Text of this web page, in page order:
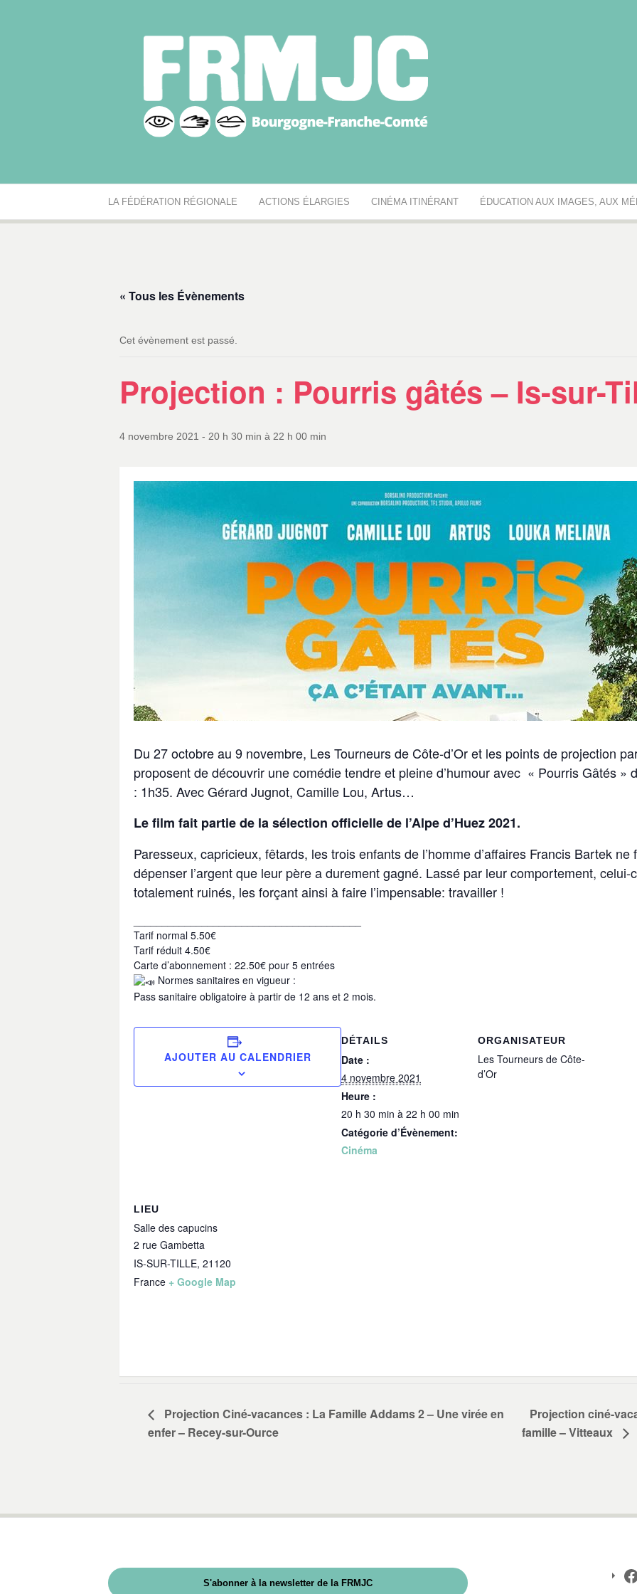
Fédération régionale des MJC
LA FÉDÉRATION RÉGIONALE ACTIONS ÉLARGIES CINÉMA ITINÉRANT ÉDUCATION AUX IMAGES, AUX
« Tous les Évènements
Cet évènement est passé.
Projection : Pourris gâtés – Is-sur-
4 novembre 2021 - 20 h 30 min à 22 h 00 min
Du 27 octobre au 9 novembre, Les Tourneurs de Côte-d’Or et les points de projection
proposent de découvrir une comédie tendre et pleine d’humour avec « Pourris Gâtés »
: 1h35. Avec Gérard Jugnot, Camille Lou, Artus…
Le film fait partie de la sélection officielle de l’Alpe d’Huez 2021.
Paresseux, capricieux, fêtards, les trois enfants de l’homme d’affaires Francis Bartek
dépenser l’argent que leur père a durement gagné. Lassé par leur comportement, celui-
totalement ruinés, les forçant ainsi à faire l’impensable: travailler !
Tarif normal 5.50€
Tarif réduit 4.50€
Carte d’abonnement : 22.50€ pour 5 entrées
Normes sanitaires en vigueur :
Pass sanitaire obligatoire à partir de 12 ans et 2 mois.
AJOUTER AU CALENDRIER
DÉTAILS
Date :
4 novembre 2021
Heure :
20 h 30 min à 22 h 00 min
Catégorie d’Évènement:
Cinéma
ORGANISATEUR
Les Tourneurs de Côte-
d’Or
LIEU
Salle des capucins
2 rue Gambetta
IS-SUR-TILLE, 21120
France + Google Map
Projection Ciné-vacances : La Famille Addams 2 – Une virée en
enfer – Recey-sur-Ource
Projection ciné-
famille – Vitteaux
S'abonner à la newsletter de la FRMJC